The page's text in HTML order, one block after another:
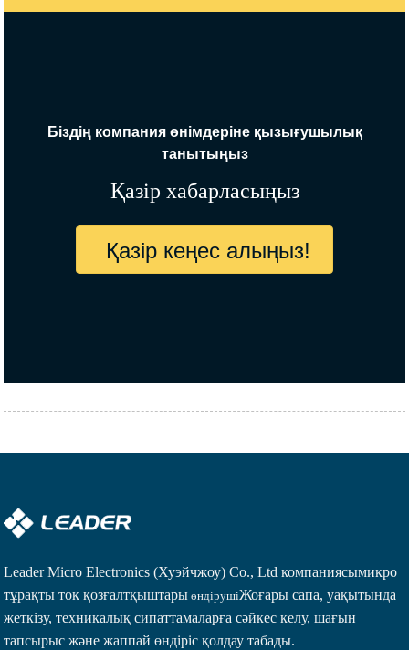
Біздің компания өнімдеріне қызығушылық
танытыңыз
Қазір хабарласыңыз
Қазір кеңес алыңыз!
Leader Micro Electronics (Хуэйчжоу) Co., Ltd компаниясымикро
тұрақты ток қозғалтқыштары өндірушіЖоғары сапа, уақытында
жеткізу, техникалық сипаттамаларға сәйкес келу, шағын
тапсырыс және жаппай өндіріс қолдау табады.